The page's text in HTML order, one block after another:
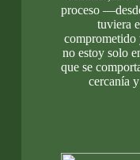
proceso
tuviera
comprometido
no estoy solo
que se
cercanía